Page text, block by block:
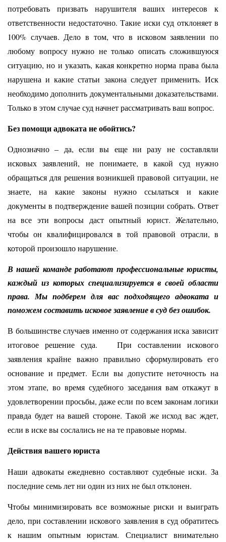
потребовать призвать нарушителя ваших интересов к
ответственности недостаточно. Такие иски суд отклоняет в
100% случаев. Дело в том, что в исковом заявлении по
любому вопросу нужно не только описать сложившуюся
ситуацию, но и указать, какая конкретно норма права была
нарушена и какие статьи закона следует применить. Иск
необходимо дополнить документальными доказательствами.
Только в этом случае суд начнет рассматривать ваш вопрос.
Без помощи адвоката не обойтись?
Однозначно – да, если вы еще ни разу не составляли
исковых заявлений, не понимаете, в какой суд нужно
обращаться для решения возникшей правовой ситуации, не
знаете, на какие законы нужно ссылаться и какие
документы в подтверждение вашей позиции собрать. Ответ
на все эти вопросы даст опытный юрист. Желательно,
чтобы он квалифицировался в той правовой отрасли, в
которой произошло нарушение.
В нашей команде работают профессиональные юристы,
каждый из которых специализируется в своей области
права. Мы подберем для вас подходящего адвоката и
поможем составить исковое заявление в суд без ошибок.
В большинстве случаев именно от содержания иска зависит
итоговое решение суда. При составлении искового
заявления крайне важно правильно сформулировать его
основание и предмет. Если вы допустите неточность на
этом этапе, во время судебного заседания вам откажут в
удовлетворении просьбы, даже если по всем законам логики
правда будет на вашей стороне. Такой же исход вас ждет,
если в иске вы сослались не на те правовые нормы.
Действия вашего юриста
Наши адвокаты ежедневно составляют судебные иски. За
последние семь лет ни один из них не был отклонен.
Чтобы минимизировать все возможные риски и выиграть
дело, при составлении искового заявления в суд обратитесь
к нашим опытным юристам. Специалист внимательно